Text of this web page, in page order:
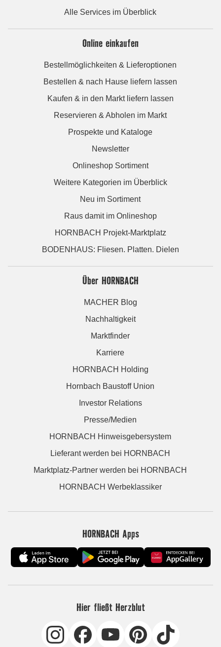
Alle Services im Überblick
Online einkaufen
Bestellmöglichkeiten & Lieferoptionen
Bestellen & nach Hause liefern lassen
Kaufen & in den Markt liefern lassen
Reservieren & Abholen im Markt
Prospekte und Kataloge
Newsletter
Onlineshop Sortiment
Weitere Kategorien im Überblick
Neu im Sortiment
Raus damit im Onlineshop
HORNBACH Projekt-Marktplatz
BODENHAUS: Fliesen. Platten. Dielen
Über HORNBACH
MACHER Blog
Nachhaltigkeit
Marktfinder
Karriere
HORNBACH Holding
Hornbach Baustoff Union
Investor Relations
Presse/Medien
HORNBACH Hinweisgebersystem
Lieferant werden bei HORNBACH
Marktplatz-Partner werden bei HORNBACH
HORNBACH Werbeklassiker
HORNBACH Apps
Hier fließt Herzblut